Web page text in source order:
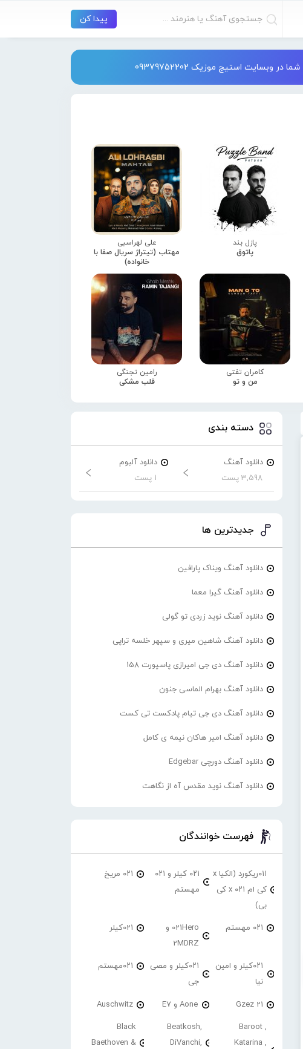
وبسایت استیج موزیک 09379752202
پازل بند
پاتوق
علی لهراسبی
مهتاب (تیتراژ سریال صفا با
خانواده)
کامران تفتی
من و تو
رامین تجنگی
قلب مشکی
دسته بندی
دانلود آهنگ
3,598 پست
دانلود آلبوم
1 پست
جدیدترین ها
دانلود آهنگ ویناک پارافین
دانلود آهنگ گیرا معما
دانلود آهنگ نوید زردی تو گولی
دانلود آهنگ شاهین میری و سپهر خلسه تراپی
دانلود آهنگ دی جی امیرازی پاسپورت 158
دانلود آهنگ بهرام الماسی جنون
دانلود آهنگ دی جی تیام پادکست تی کست
دانلود آهنگ امیر هاکان نیمه ی کامل
دانلود آهنگ دورچی Edgebar
دانلود آهنگ نوید مقدس آه از نگاهت
فهرست خوانندگان
۰۱۱ریکورد (الکیا x
کی ام ۰۲۱ x کی
بی)
۰۲۱ کیلر و ۰۲۱
مهستم
۰۲۱ مریخ
۰۲۱ مهستم
021Hero و
2MDRZ
021کیلر
۰۲۱کیلر و امین
نیا
۰۲۱کیلر و مصی
جی
۰۲۱مهستم
21 Gzez Aone و E7 Auschwitz
Baroot ,
Katarina ,
Beatkosh,
DiVanchi,
Black
Baethoven &